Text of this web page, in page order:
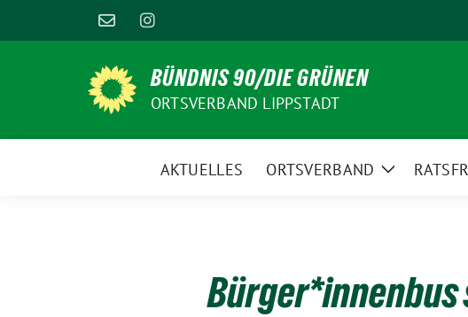
zum
BÜNDNIS 90/DIE GRÜNEN
ORTSVERBAND LIPPSTADT
AKTUELLES ORTSVERBAND
Zeige
Bürger*innenbus